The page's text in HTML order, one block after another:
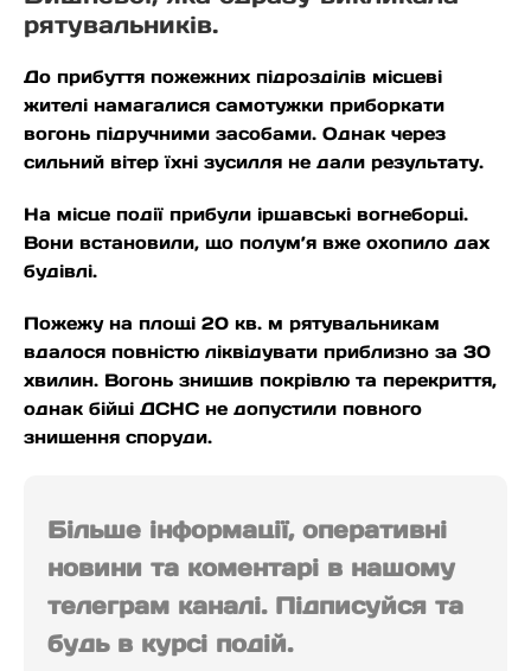
рятувальників.
До прибуття пожежних підрозділів місцеві
жителі намагалися самотужки приборкати
вогонь підручними засобами. Однак через
сильний вітер їхні зусилля не дали результату.
На місце події прибули іршавські вогнеборці.
Вони встановили, що полум’я вже охопило дах
будівлі.
Пожежу на площі 20 кв. м рятувальникам
вдалося повністю ліквідувати приблизно за 30
хвилин. Вогонь знищив покрівлю та перекриття,
однак бійці ДСНС не допустили повного
знищення споруди.
Більше інформації, оперативні
новини та коментарі в нашому
телеграм каналі. Підписуйся та
будь в курсі подій.